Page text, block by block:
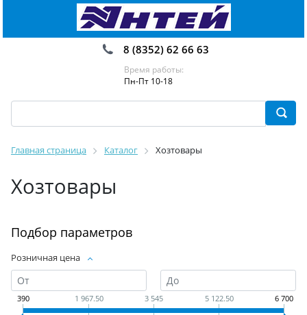
8 (8352) 62 66 63
Время работы:
Пн-Пт 10-18
Главная страница Каталог Хозтовары
Хозтовары
Подбор параметров
Розничная цена
390 1 967.50 3 545 5 122.50 6 700